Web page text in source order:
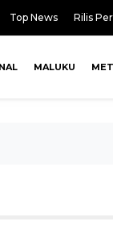
Top News Rilis
MALUKU